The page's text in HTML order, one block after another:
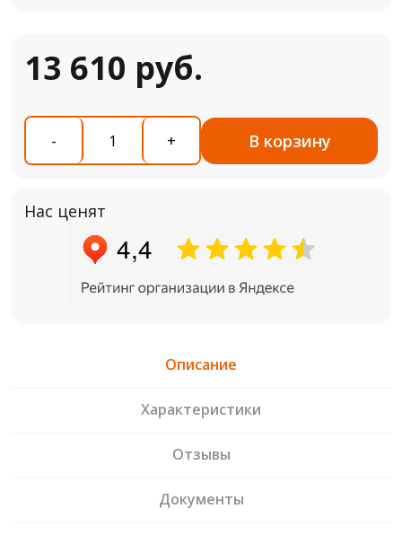
13 610 руб.
- + В корзину
Нас ценят
Описание
Характеристики
Отзывы
Документы